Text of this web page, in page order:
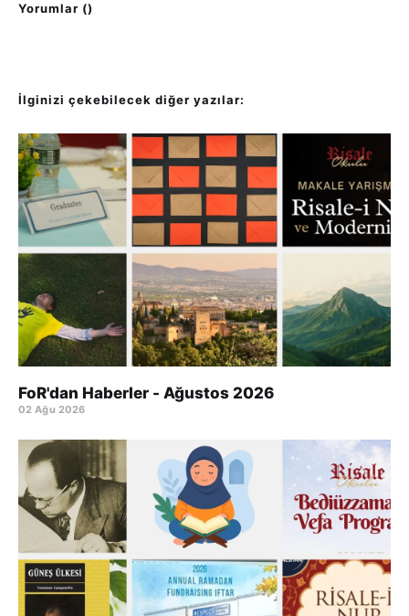
Yorumlar ()
İlginizi çekebilecek diğer yazılar:
FoR'dan Haberler - Ağustos 2026
02 Ağu 2026